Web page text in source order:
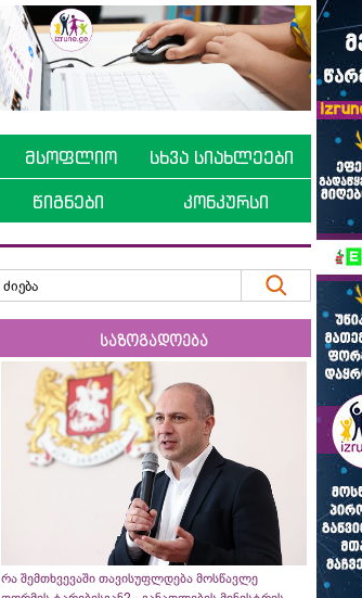
მსოფლიო სხვა სიახლეები
წიგნები კონკურსი
საზოგადოება
რა შემთხვევაში თავისუფლდება მოსწავლე